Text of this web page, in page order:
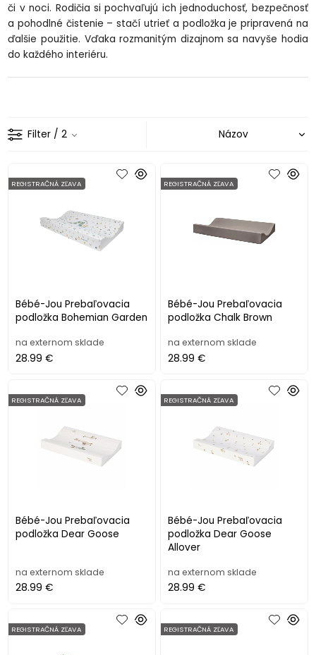
či v noci. Rodičia si pochvaľujú ich jednoduchosť, bezpečnosť
a pohodlné čistenie – stačí utrieť a podložka je pripravená na
ďalšie použitie. Vďaka rozmanitým dizajnom sa navyše hodia
do každého interiéru.
Filter / 2
Bébé-Jou Prebaľovacia
podložka Bohemian Garden
REGISTRAČNÁ ZĽAVA
na externom sklade
28.99 €
Bébé-Jou Prebaľovacia
podložka Chalk Brown
REGISTRAČNÁ ZĽAVA
na externom sklade
28.99 €
Bébé-Jou Prebaľovacia
podložka Dear Goose
REGISTRAČNÁ ZĽAVA
na externom sklade
28.99 €
Bébé-Jou Prebaľovacia
podložka Dear Goose
Allover
REGISTRAČNÁ ZĽAVA
na externom sklade
28.99 €
REGISTRAČNÁ ZĽAVA REGISTRAČNÁ ZĽAVA